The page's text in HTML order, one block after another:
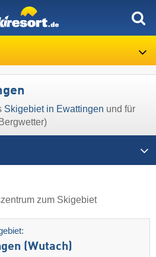
Skigebiet in Ewattingen und für
zum Skigebiet
(Wutach)